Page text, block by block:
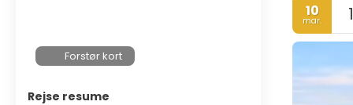
10
mar.
Forstør kort
Rejse resume